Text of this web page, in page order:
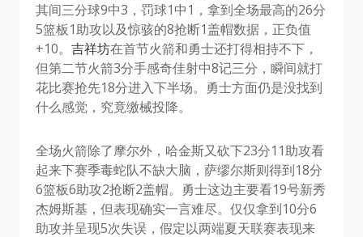
其间三分球9中3，罚球1中1，拿到全场最高的26分
5篮板1助攻以及惊骇的8抢断1盖帽数据，正负值
+10。 吉祥坊在首节火箭和勇士还打得相持不下，
但第二节火箭3分手感奇佳射中8记三分，瞬间就打
花比赛抢先18分进入下半场。勇士方面仍是没找到
什么感觉，究竟缴械投降。
全场火箭除了摩尔外，哈金斯又砍下23分11助攻看
起来下赛季毒蛇队不缺大脑，萨缪尔斯则得到18分
6篮板6助攻2抢断2盖帽。勇士这边主要看19号新秀
杰姆斯基，但表现确实一言难尽。仅仅拿到10分6
助攻并呈现5次失误，假定以两端夏天联赛表现来